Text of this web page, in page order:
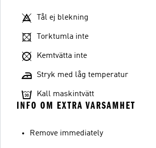
Tål ej blekning
Torktumla inte
Kemtvätta inte
Stryk med låg temperatur
Kall maskintvätt
INFO OM EXTRA VARSAMHET
Remove immediately